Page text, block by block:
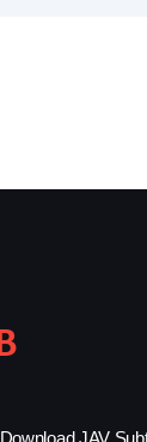
JAV